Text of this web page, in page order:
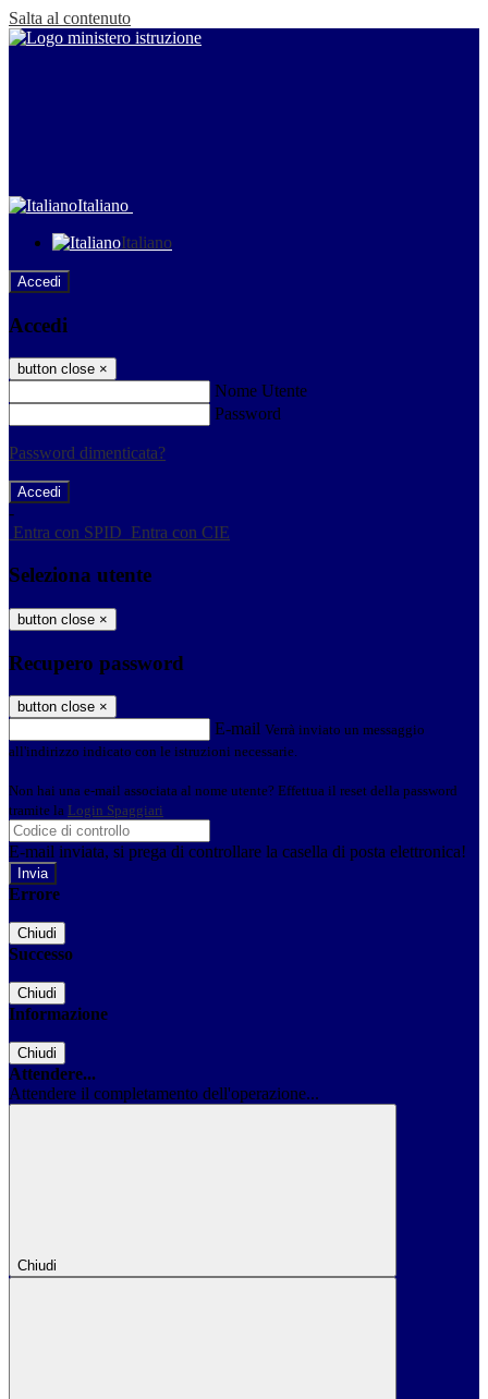
Salta al contenuto
Italiano
Italiano
Accedi
Accedi
button close ×
Nome Utente
Password
Password dimenticata?
-
Entra con SPID Entra con CIE
Seleziona utente
button close ×
Recupero password
button close ×
E-mail Verrà inviato un messaggio
all'indirizzo indicato con le istruzioni necessarie.
Non hai una e-mail associata al nome utente? Effettua il reset della password
tramite la Login Spaggiari
E-mail inviata, si prega di controllare la casella di posta elettronica!
Errore
Chiudi
Successo
Chiudi
Informazione
Chiudi
Attendere...
Attendere il completamento dell'operazione...
Chiudi